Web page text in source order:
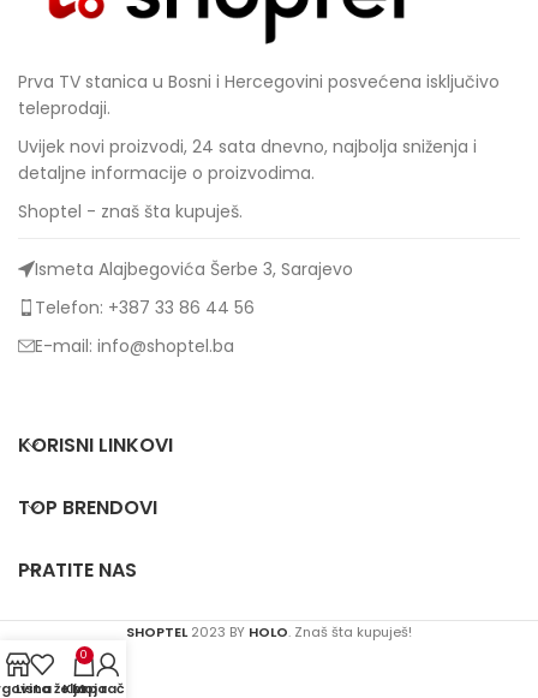
Prva TV stanica u Bosni i Hercegovini posvećena isključivo
teleprodaji.
Uvijek novi proizvodi, 24 sata dnevno, najbolja sniženja i
detaljne informacije o proizvodima.
Shoptel - znaš šta kupuješ.
Ismeta Alajbegovića Šerbe 3, Sarajevo
Telefon: +387 33 86 44 56
E-mail: info@shoptel.ba
KORISNI LINKOVI
TOP BRENDOVI
PRATITE NAS
SHOPTEL 2023 BY HOLO. Znaš šta kupuješ!
Lista želja
0
Korpa
Moj račun